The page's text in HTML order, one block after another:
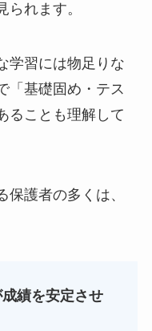
れます。
学習には物足りな
「基礎固め・テス
ることも理解して
護者の多くは、
績を安定させ